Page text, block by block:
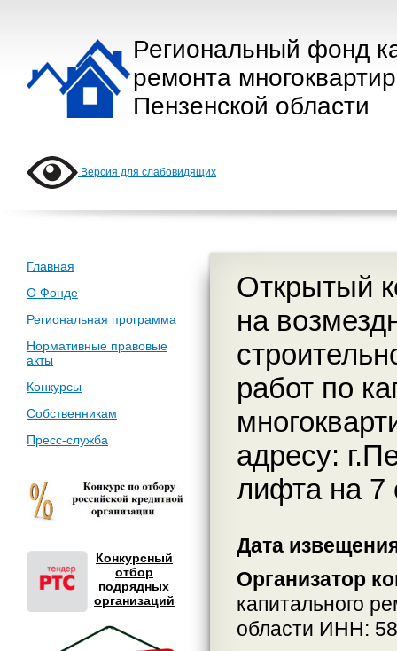
Региональный фонд
ремонта
Пензенской области
Версия для слабовидящих
Главная
О Фонде
Региональная программа
Нормативные правовые
акты
Конкурсы
Собственникам
Пресс-служба
Конкурсный
отбор
подрядных
организаций
Открытый
на
работ по
адресу:
лифта на 7
Дата
Организатор
капитального
области ИНН: